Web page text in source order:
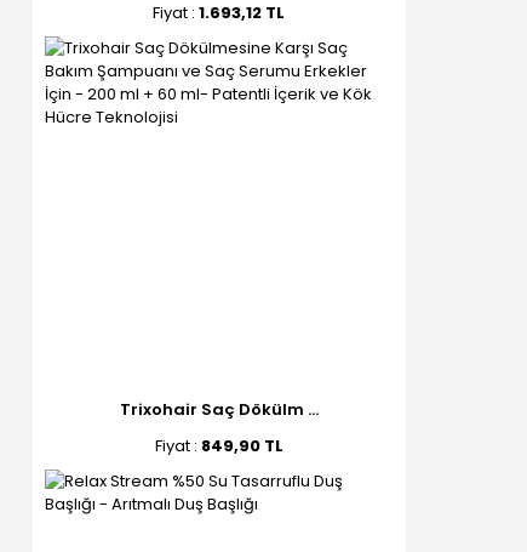
Fiyat :1.693,12 TL
Trixohair Saç Dökülm ...
Fiyat : 849,90 TL